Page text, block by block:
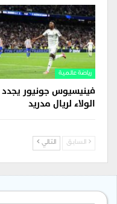
رياضة عالمية
فينيسيوس جونيور يجدد
الولاء لريال مدريد
السابق التالي